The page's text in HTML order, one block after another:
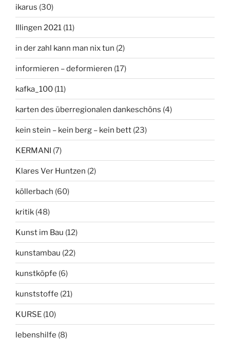
ikarus (30)
Illingen 2021 (11)
in der zahl kann man nix tun (2)
informieren – deformieren (17)
kafka_100 (11)
karten des überregionalen dankeschöns (4)
kein stein – kein berg – kein bett (23)
KERMANI (7)
Klares Ver Huntzen (2)
köllerbach (60)
kritik (48)
Kunst im Bau (12)
kunstambau (22)
kunstköpfe (6)
kunststoffe (21)
KURSE (10)
lebenshilfe (8)